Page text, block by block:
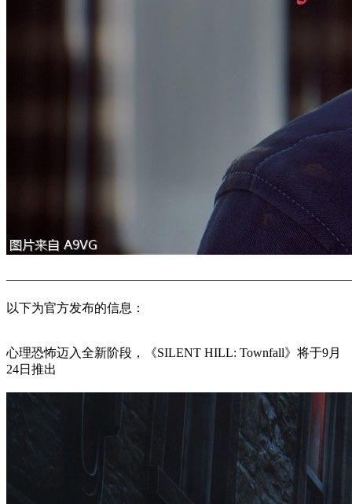
以下为官方发布的信息：
心理恐怖迈入全新阶段，《SILENT HILL: Townfall》将于9月
24日推出